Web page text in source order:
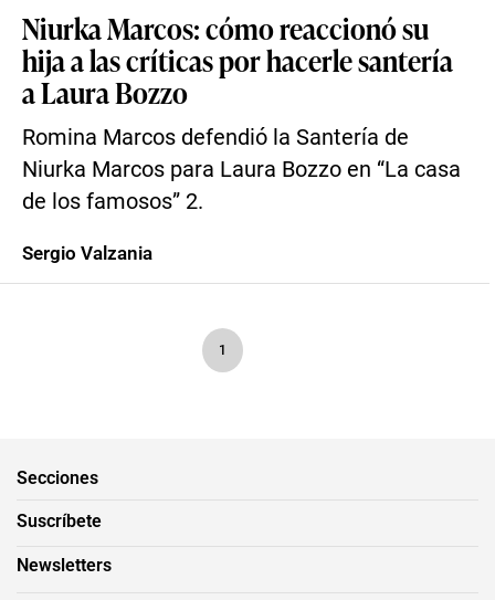
Niurka Marcos: cómo reaccionó su
hija a las críticas por hacerle santería
a Laura Bozzo
Romina Marcos defendió la Santería de
Niurka Marcos para Laura Bozzo en “La casa
de los famosos” 2.
Sergio Valzania
1
Secciones
Suscríbete
Newsletters